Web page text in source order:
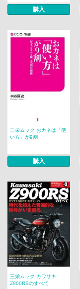
購入
三栄ムック おカネは「使
い方」が9割
購入
三栄ムック カワサキ
Z900RSのすべて